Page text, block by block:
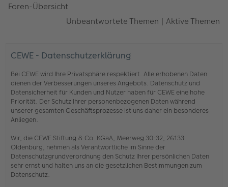
Foren-Übersicht
Unbeantwortete Themen | Aktive Themen
CEWE - Datenschutzerklärung
Bei CEWE wird Ihre Privatsphäre respektiert. Alle erhobenen Daten
dienen der Verbesserungen unseres Angebots. Datenschutz und
Datensicherheit für Kunden und Nutzer haben für CEWE eine hohe
Priorität. Der Schutz Ihrer personenbezogenen Daten während
unserer gesamten Geschäftsprozesse ist uns daher ein besonderes
Anliegen.
Wir, die CEWE Stiftung & Co. KGaA, Meerweg 30-32, 26133
Oldenburg, nehmen als Verantwortliche im Sinne der
Datenschutzgrundverordnung den Schutz Ihrer persönlichen Daten
sehr ernst und halten uns an die gesetzlichen Bestimmungen zum
Datenschutz.